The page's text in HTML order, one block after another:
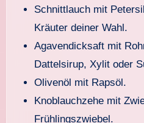
Schnittlauch mit
Kräuter deiner Wahl.
Agavendicksaft mit
Dattelsirup, Xylit oder
Olivenöl mit Rapsöl.
Knoblauchzehe mit
Frühlingszwiebel.